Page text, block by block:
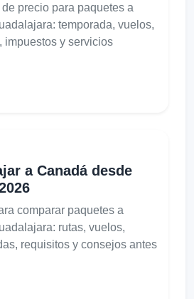
precio para paquetes a
temporada, vuelos,
impuestos y servicios
a Canadá desde
comparar paquetes a
rutas, vuelos,
requisitos y consejos antes